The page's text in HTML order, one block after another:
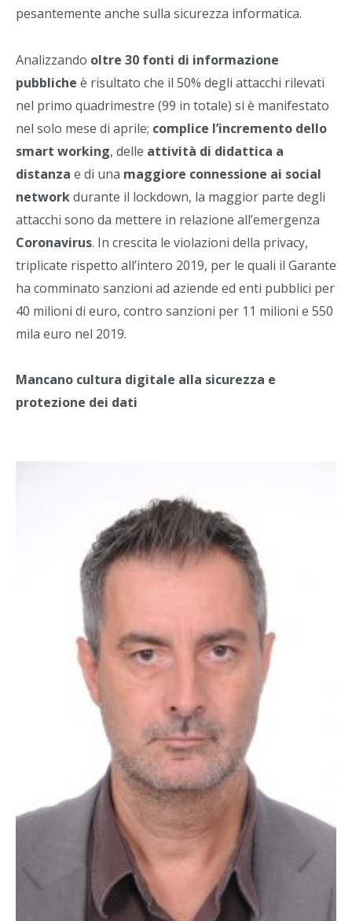
pesantemente anche sulla sicurezza informatica.
Analizzando oltre 30 fonti di informazione
pubbliche è risultato che il 50% degli attacchi rilevati
nel primo quadrimestre (99 in totale) si è manifestato
nel solo mese di aprile; complice l’incremento dello
smart working, delle attività di didattica a
distanza e di una maggiore connessione ai social
networkdurante il lockdown, la maggior parte degli
attacchi sono da mettere in relazione all’emergenza
Coronavirus. In crescita le violazioni della privacy,
triplicate rispetto all’intero 2019, per le quali il Garante
ha comminato sanzioni ad aziende ed enti pubblici per
40 milioni di euro, contro sanzioni per 11 milioni e 550
mila euro nel 2019.
Mancano cultura digitale alla sicurezza e
protezione dei dati